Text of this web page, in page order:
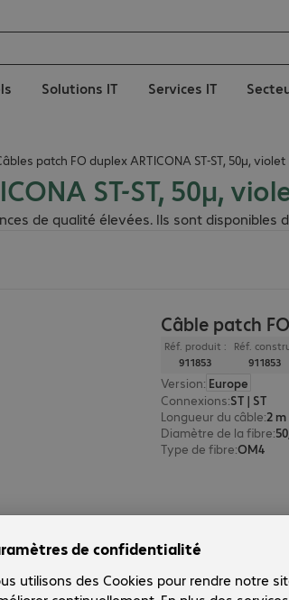
Solutions IT Services IT
patch FO duplex ARTICONA ST-ST, 50µ, violet
ST-ST, 50µ,
de qualité élevées. Ils sont
Câble patch
Réf. produit :
911853
Réf.
911853
Version: Europe
Connexions:ST | ST
Longueur du câble:2 m
Diamètre de la fibre:
Type de fibre:OM4
Câble patch
Réf. produit :
911852
Réf.
911852